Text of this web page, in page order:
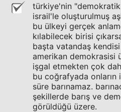
türkiye'nin
israil'le oluşturulmuş
bu ülkeyi gerçek
kılabilecek birisi
başta vatandaş kendisi
amerikan demokrasisi
işgal etmekten çok
bu coğrafyada
süre barınamaz.
şekillerde barış ve
görüldüğü üzere.